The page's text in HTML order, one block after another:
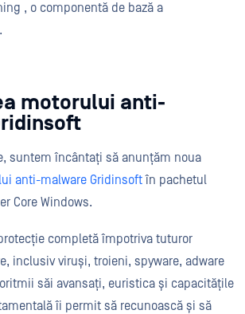
, o componentă de bază a
.
motorului anti-
suntem încântați să anunțăm noua
anti-malware Gridinsoftîn pachetul
Core Windows.
completă împotriva tuturor
inclusiv viruși, troieni, spyware, adware
săi avansați, euristica și capacitățile
îi permit să recunoască și să